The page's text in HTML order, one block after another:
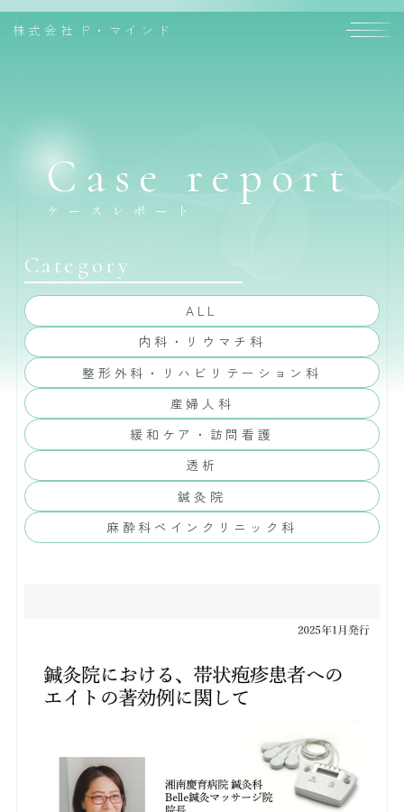
株式会社 P・マインド
Case report
ケースレポート
Category
ALL
内科・リウマチ科
整形外科・リハビリテーション科
産婦人科
緩和ケア・訪問看護
透析
鍼灸院
麻酔科ペインクリニック科